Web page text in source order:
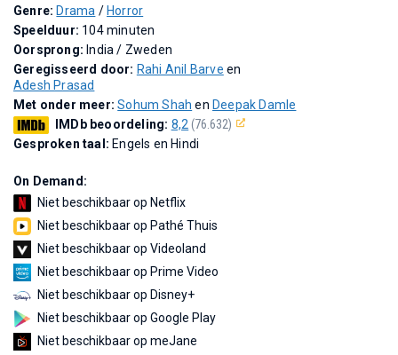
Genre: Drama / Horror
Speelduur: 104 minuten
Oorsprong: India / Zweden
Geregisseerd door: Rahi Anil Barve en
Adesh Prasad
Met onder meer:Sohum Shah en Deepak Damle
IMDb beoordeling: 8,2 (76.632)
Gesproken taal: Engels en Hindi
On Demand:
Niet beschikbaar op Netflix
Niet beschikbaar op Pathé Thuis
Niet beschikbaar op Videoland
Niet beschikbaar op Prime Video
Niet beschikbaar op Disney+
Niet beschikbaar op Google Play
Niet beschikbaar op meJane